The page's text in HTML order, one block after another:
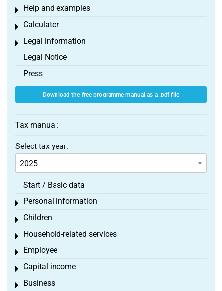
Help and examples
Toggle menu
Calculator
Toggle menu
Legal information
Toggle menu
Legal Notice
Press
Download the free programme manual as a .pdf file
Tax manual:
Select tax year:
Start / Basic data
Personal information
Toggle menu
Children
Toggle menu
Household-related services
Toggle menu
Employee
Toggle menu
Capital income
Toggle menu
Business
Toggle menu